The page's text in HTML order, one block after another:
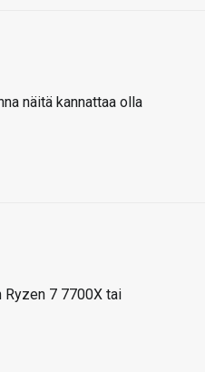
näitä kannattaa olla
Ryzen 7 7700X tai